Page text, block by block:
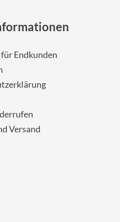
Endkunden
Versand